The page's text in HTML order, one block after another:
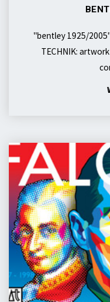
"bentley 1925/
TECHNIK:
me
FALCO